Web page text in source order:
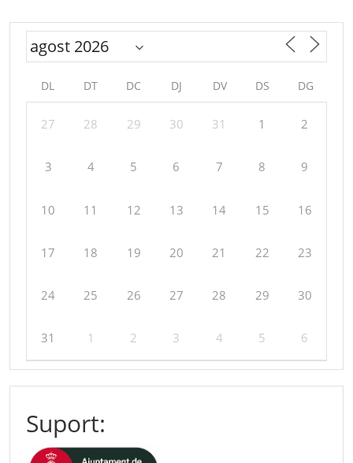
DL DT DC DJ DV DS DG
27 28 29 30 31 1 2
3 4 5 6 7 8 9
10 11 12 13 14 15 16
17 18 19 20 21 22 23
24 25 26 27 28 29 30
31 1 2 3 4 5 6
Suport: